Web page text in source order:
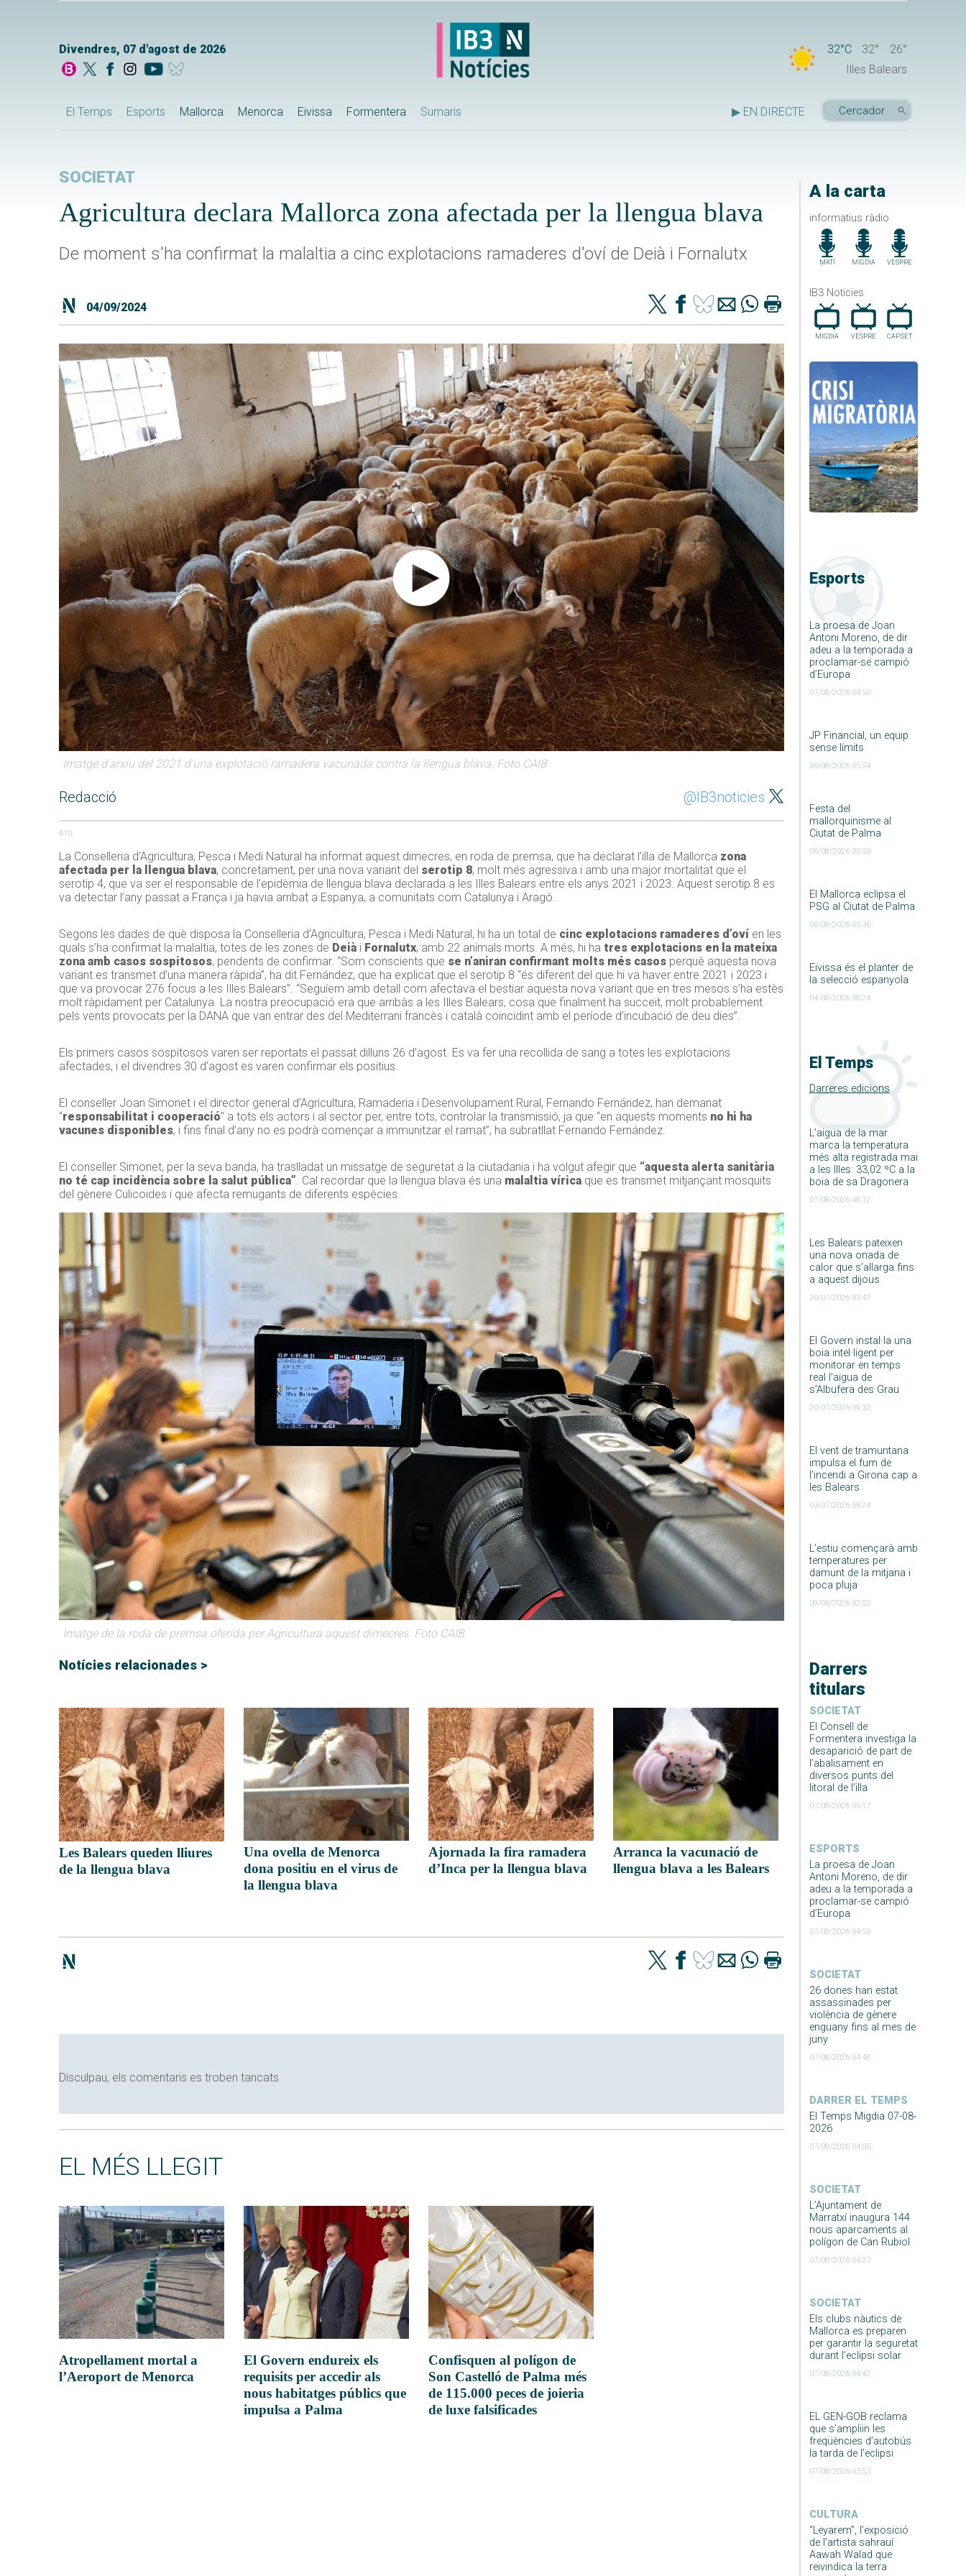
Divendres, 07 d'agost de 2026 32°C 32°
26°
Illes Balears
El Temps Esports Mallorca Menorca Eivissa Formentera Sumaris ▶ EN DIRECTE
A la carta
informatius ràdio
MATÍ MIGDIA VESPRE
IB3 Noticies
MIGDIA VESPRE CAP.SET
Esports
La proesa de Joan
Antoni Moreno, de dir
adeu a la temporada a
proclamar-se campió
d’Europa
07/08/2026 04:50
JP Financial, un equip
sense límits
06/08/2026 05:54
Festa del
mallorquinisme al
Ciutat de Palma
06/08/2026 05:50
El Mallorca eclipsa el
PSG al Ciutat de Palma
06/08/2026 05:36
Eivissa és el planter de
la selecció espanyola
04/08/2026 08:24
El Temps
Darreres edicions
L’aigua de la mar
marca la temperatura
més alta registrada mai
a les Illes: 33,02 ºC a la
boia de sa Dragonera
07/08/2026 08:12
Les Balears pateixen
una nova onada de
calor que s’allarga fins
a aquest dijous
20/07/2026 03:47
El Govern instal·la una
boia intel·ligent per
monitorar en temps
real l’aigua de
s’Albufera des Grau
20/07/2026 09:33
El vent de tramuntana
impulsa el fum de
l’incendi a Girona cap a
les Balears
03/07/2026 09:24
L’estiu començarà amb
temperatures per
damunt de la mitjana i
poca pluja
09/06/2026 02:52
Darrers
titulars
SOCIETAT
El Consell de
Formentera investiga la
desaparició de part de
l’abalisament en
diversos punts del
litoral de l’illa
07/08/2026 05:17
ESPORTS
La proesa de Joan
Antoni Moreno, de dir
adeu a la temporada a
proclamar-se campió
d’Europa
07/08/2026 04:50
SOCIETAT
26 dones han estat
assassinades per
violència de gènere
enguany fins al mes de
juny
07/08/2026 04:48
DARRER EL TEMPS
El Temps Migdia 07-08-
2026
07/08/2026 04:05
SOCIETAT
L’Ajuntament de
Marratxí inaugura 144
nous aparcaments al
polígon de Can Rubiol
07/08/2026 04:27
SOCIETAT
Els clubs nàutics de
Mallorca es preparen
per garantir la seguretat
durant l’eclipsi solar
07/08/2026 04:42
EL GEN-GOB reclama
que s’ampliïn les
freqüències d’autobús
la tarda de l’eclipsi
07/08/2026 03:53
CULTURA
“Leyarem”, l’exposició
de l’artista sahrauí
Aawah Walad que
reivindica la terra
SOCIETAT
Agricultura declara Mallorca zona afectada per la llengua blava
De moment s'ha confirmat la malaltia a cinc explotacions ramaderes d'oví de Deià i Fornalutx
04/09/2024
Imatge d'arxiu del 2021 d'una explotació ramadera vacunada contra la llengua blava. Foto CAIB
Redacció @IB3noticies
610
La Conselleria d’Agricultura, Pesca i Medi Natural ha informat aquest dimecres, en roda de premsa, que ha declarat l’illa de Mallorca zona
afectada per la llengua blava, concretament, per una nova variant del serotip 8, molt més agressiva i amb una major mortalitat que el
serotip 4, que va ser el responsable de l’epidèmia de llengua blava declarada a les Illes Balears entre els anys 2021 i 2023. Aquest serotip 8 es
va detectar l’any passat a França i ja havia arribat a Espanya, a comunitats com Catalunya i Aragó.
Segons les dades de què disposa la Conselleria d’Agricultura, Pesca i Medi Natural, hi ha un total de cinc explotacions ramaderes d’oví en les
quals s’ha confirmat la malaltia, totes de les zones de Deià i Fornalutx, amb 22 animals morts. A més, hi ha tres explotacions en la mateixa
zona amb casos sospitosos, pendents de confirmar. “Som conscients que se n’aniran confirmant molts més casos perquè aquesta nova
variant es transmet d’una manera ràpida”, ha dit Fernández, que ha explicat que el serotip 8 “és diferent del que hi va haver entre 2021 i 2023 i
que va provocar 276 focus a les Illes Balears”. “Seguíem amb detall com afectava el bestiar aquesta nova variant que en tres mesos s’ha estès
molt ràpidament per Catalunya. La nostra preocupació era que arribàs a les Illes Balears, cosa que finalment ha succeït, molt probablement
pels vents provocats per la DANA que van entrar des del Mediterrani francès i català coincidint amb el període d’incubació de deu dies”.
Els primers casos sospitosos varen ser reportats el passat dilluns 26 d’agost. Es va fer una recollida de sang a totes les explotacions
afectades, i el divendres 30 d’agost es varen confirmar els positius.
El conseller Joan Simonet i el director general d’Agricultura, Ramaderia i Desenvolupament Rural, Fernando Fernández, han demanat
“responsabilitat i cooperació” a tots els actors i al sector per, entre tots, controlar la transmissió, ja que “en aquests moments no hi ha
vacunes disponibles, i fins final d’any no es podrà començar a immunitzar el ramat”, ha subratllat Fernando Fernández.
El conseller Simonet, per la seva banda, ha traslladat un missatge de seguretat a la ciutadania i ha volgut afegir que “aquesta alerta sanitària
no té cap incidència sobre la salut pública”. Cal recordar que la llengua blava és una malaltia vírica que es transmet mitjançant mosquits
del gènere Culicoides i que afecta remugants de diferents espècies.
Imatge de la roda de premsa oferida per Agricultura aquest dimecres. Foto CAIB
Notícies relacionades >
Les Balears queden lliures
de la llengua blava
Una ovella de Menorca
dona positiu en el virus de
la llengua blava
Ajornada la fira ramadera
d’Inca per la llengua blava
Arranca la vacunació de
llengua blava a les Balears
Disculpau, els comentaris es troben tancats
EL MÉS LLEGIT
Atropellament mortal a
l’Aeroport de Menorca
El Govern endureix els
requisits per accedir als
nous habitatges públics que
impulsa a Palma
Confisquen al polígon de
Son Castelló de Palma més
de 115.000 peces de joieria
de luxe falsificades